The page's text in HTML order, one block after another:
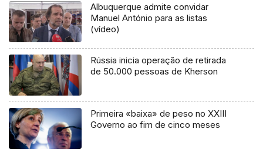
Albuquerque admite convidar
Manuel António para as listas
(vídeo)
Rússia inicia operação de retirada
de 50.000 pessoas de Kherson
Primeira «baixa» de peso no XXIII
Governo ao fim de cinco meses